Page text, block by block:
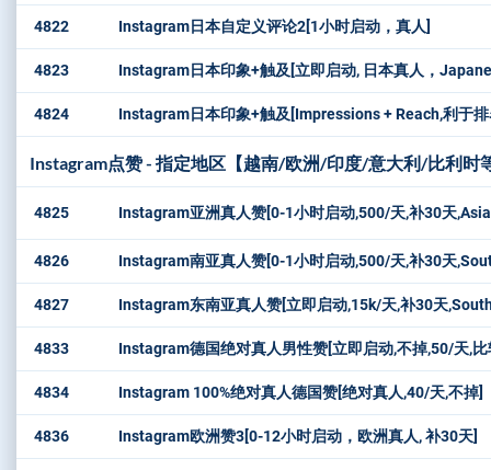
4822 Instagram日本自定义评论2[1小时启动，真人]
4823 Instagram日本印象+触及[立即启动, 日本真人，
4824 Instagram日本印象+触及[Impressions + Reach,利于
Instagram点赞 - 指定地区【越南/欧洲/印度/意大利/比利时
4825 Instagram亚洲真人赞[0-1小时启动,500/天,补30天
4826 Instagram南亚真人赞[0-1小时启动,500/天,补30天
4827 Instagram东南亚真人赞[立即启动,15k/天,补30天
4833 Instagram德国绝对真人男性赞[立即启动,不掉,50/天,
4834 Instagram 100%绝对真人德国赞[绝对真人,40/天,不掉]
4836 Instagram欧洲赞3[0-12小时启动，欧洲真人, 补30天]